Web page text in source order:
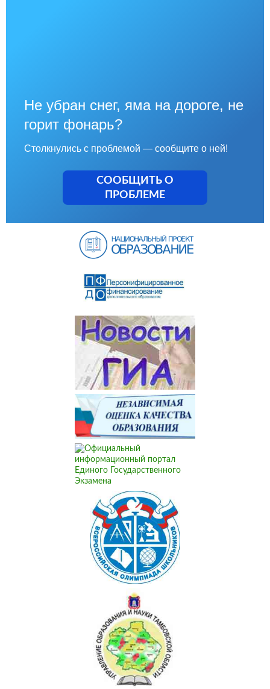
Не убран снег, яма на дороге, не
горит фонарь?
Столкнулись с проблемой — сообщите о ней!
СООБЩИТЬ О
ПРОБЛЕМЕ